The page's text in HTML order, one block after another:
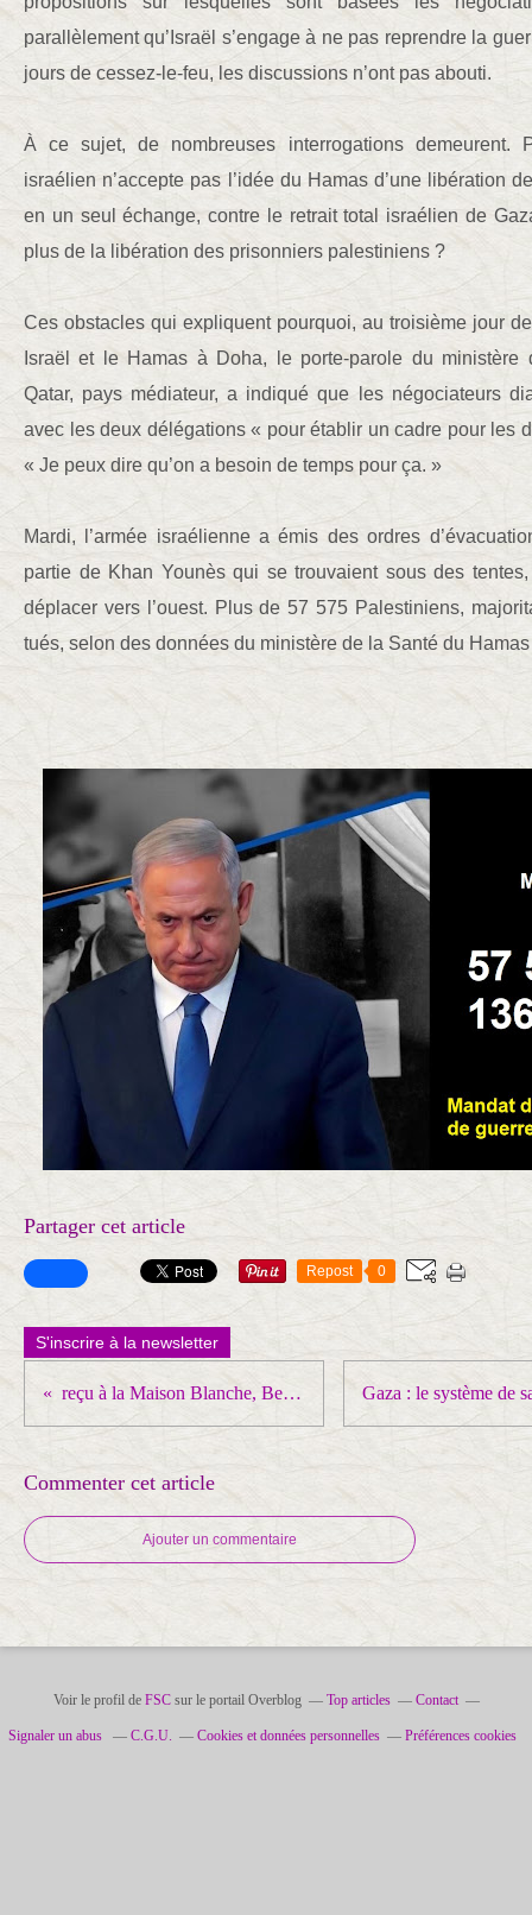
parallèlement qu’Israël s’engage à ne pas reprendre la
jours de cessez-le-feu, les discussions n’ont pas abouti.
À ce sujet, de nombreuses interrogations demeurent.
israélien n’accepte pas l’idée du Hamas d’une libération
en un seul échange, contre le retrait total israélien de
plus de la libération des prisonniers palestiniens ?
Ces obstacles qui expliquent pourquoi, au troisième jour
Israël et le Hamas à Doha, le porte-parole du ministère
Qatar, pays médiateur, a indiqué que les négociateurs
avec les deux délégations « pour établir un cadre pour les
« Je peux dire qu’on a besoin de temps pour ça. »
Mardi, l’armée israélienne a émis des ordres
partie de Khan Younès qui se trouvaient sous des
déplacer vers l’ouest. Plus de 57 575 Palestiniens,
tués, selon des données du ministère de la Santé du
Partager cet article
Repost 0
S'inscrire à la newsletter
reçu à la Maison Blanche, Benyamin Netanyahou rejette la reconnaissance d’un État palestinien
Commenter cet article
Ajouter un commentaire
Voir le profil de FSCsur le portail Overblog Top articles Contact
Signaler un abus C.G.U. Cookies et données personnelles Préférences cookies